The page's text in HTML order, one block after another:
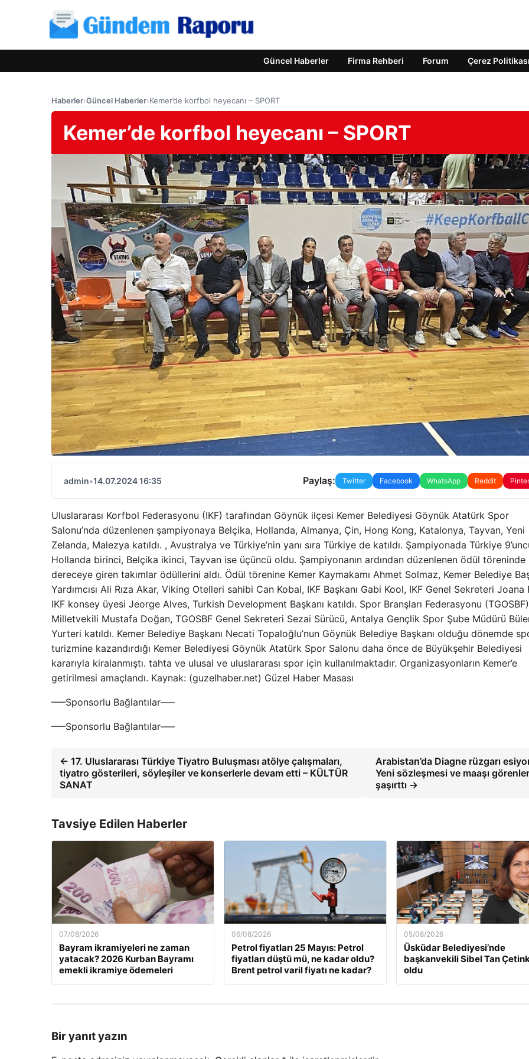
Güncel Haberler Firma Rehberi Forum Çerez Politikası
Haberler›Güncel Haberler›Kemer’de korfbol heyecanı – SPORT
Kemer’de korfbol heyecanı – SPORT
admin•14.07.2024 16:35 Paylaş: Twitter Facebook WhatsApp Reddit
Uluslararası Korfbol Federasyonu (IKF) tarafından Göynük ilçesi Kemer Belediyesi Göynük Atatürk Spor
Salonu’nda düzenlenen şampiyonaya Belçika, Hollanda, Almanya, Çin, Hong Kong, Katalonya, Tayvan, Yeni
Zelanda, Malezya katıldı. , Avustralya ve Türkiye’nin yanı sıra Türkiye de katıldı. Şampiyonada Türkiye
Hollanda birinci, Belçika ikinci, Tayvan ise üçüncü oldu. Şampiyonanın ardından düzenlenen ödül töreninde
dereceye giren takımlar ödüllerini aldı. Ödül törenine Kemer Kaymakamı Ahmet Solmaz, Kemer Belediye
Yardımcısı Ali Rıza Akar, Viking Otelleri sahibi Can Kobal, IKF Başkanı Gabi Kool, IKF Genel Sekreteri Joana
IKF konsey üyesi Jeorge Alves, Turkish Development Başkanı katıldı. Spor Branşları Federasyonu (TGOSBF)
Milletvekili Mustafa Doğan, TGOSBF Genel Sekreteri Sezai Sürücü, Antalya Gençlik Spor Şube Müdürü
Yurteri katıldı. Kemer Belediye Başkanı Necati Topaloğlu’nun Göynük Belediye Başkanı olduğu dönemde
turizmine kazandırdığı Kemer Belediyesi Göynük Atatürk Spor Salonu daha önce de Büyükşehir Belediyesi
kararıyla kiralanmıştı. tahta ve ulusal ve uluslararası spor için kullanılmaktadır. Organizasyonların Kemer’e
getirilmesi amaçlandı. Kaynak: (guzelhaber.net) Güzel Haber Masası
—–Sponsorlu Bağlantılar—–
—–Sponsorlu Bağlantılar—–
← 17. Uluslararası Türkiye Tiyatro Buluşması atölye çalışmaları,
tiyatro gösterileri, söyleşiler ve konserlerle devam etti – KÜLTÜR
SANAT
Arabistan’da Diagne rüzgarı
Yeni sözleşmesi ve maaşı
şaşırttı →
Tavsiye Edilen Haberler
07/08/2026
Bayram ikramiyeleri ne zaman
yatacak? 2026 Kurban Bayramı
emekli ikramiye ödemeleri
06/08/2026
Petrol fiyatları 25 Mayıs: Petrol
fiyatları düştü mü, ne kadar oldu?
Brent petrol varil fiyatı ne kadar?
05/08/2026
Üsküdar Belediyesi’nde
başkanvekili Sibel Tan
oldu
Bir yanıt yazın